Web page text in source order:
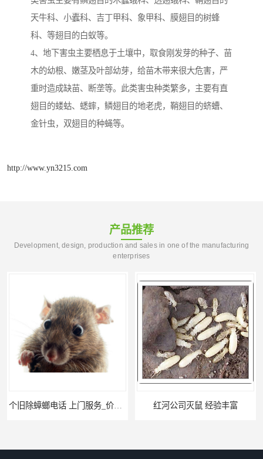
天牛科、小蠹科、吉丁甲科、象甲科、膜翅目的树蜂
科、等翅目的白蚁等。
4、地下害虫主要栖息于土壤中，取食刚发芽的种子、苗
木的幼根、嫩茎及叶部幼芽，给苗木带来很大危害，严
重时造成缺苗、断垄等。此类害虫种类繁多，主要有直
翅目的蝼蛄、蟋蟀，鳞翅目的地老虎，鞘翅目的蛴螬、
金针虫，双翅目的种蝇等。
http://www.yn3215.com
产品推荐
Development, design, production and sales in one of the manufacturing
enterprises
红河公司灭鼠 经验丰富